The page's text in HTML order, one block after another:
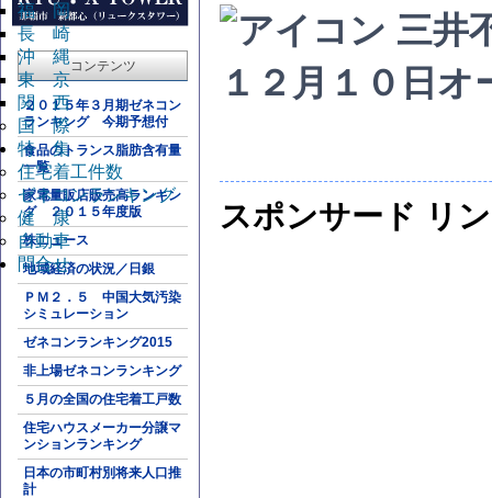
福 岡
長 崎
沖 縄
東 京
関 西
国 際
特 集
住宅着工件数
ゼネコンランキング
健 康
自動車
問合せ
コンテンツ
２０１５年３月期ゼネコン
ランキング 今期予想付
食品のトランス脂肪含有量
一覧
家電量販店販売高ランキン
グ ２０１５年度版
株ニュース
地域経済の状況／日銀
ＰＭ２．５ 中国大気汚染
シミュレーション
ゼネコンランキング2015
非上場ゼネコンランキング
５月の全国の住宅着工戸数
住宅ハウスメーカー分譲マ
ンションランキング
日本の市町村別将来人口推
計
三井
１２月１０日
スポンサード リ